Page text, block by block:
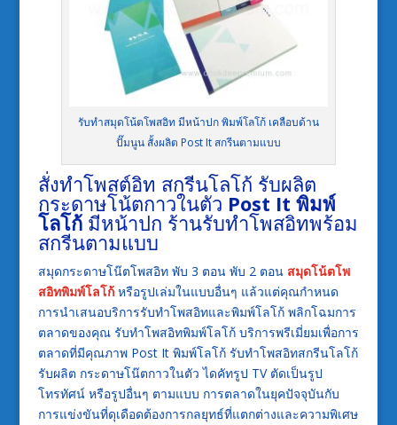
รับทำสมุดโน้ตโพสอิท มีหน้าปก พิมพ์โลโก้ เคลือบด้าน
ปั๊มนูน สั้งผลิต Post It สกรีนตามแบบ
สั่งทำโพสต์อิท สกรีนโลโก้ รับผลิต
กระดาษโน้ตกาวในตัว Post It พิมพ์
โลโก้มีหน้าปก ร้านรับทำโพสอิทพร้อม
สกรีนตามแบบ
สมุดกระดาษโน๊ตโพสอิท พับ 3 ตอน พับ 2 ตอน สมุดโน้ตโพ
สอิทพิมพ์โลโก้หรือรูปเล่มในแบบอื่นๆ แล้วแต่คุณกำหนด
การนำเสนอบริการรับทำโพสอิทและพิมพ์โลโก้ พลิกโฉมการ
ตลาดของคุณ รับทำโพสอิทพิมพ์โลโก้ บริการพรีเมี่ยมเพื่อการ
ตลาดที่มีคุณภาพ Post It พิมพ์โลโก้ รับทำโพสอิทสกรีนโลโก้
รับผลิต กระดาษโน๊ตกาวในตัว ไดคัทรูป TV ตัดเป็นรูป
โทรทัศน์ หรือรูปอื่นๆ ตามแบบ การตลาดในยุคปัจจุบันกับ
การแข่งขันที่ดุเดือดต้องการกลยุทธ์ที่แตกต่างและความพิเศษ